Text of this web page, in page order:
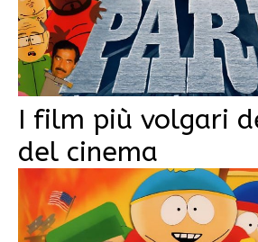
I film più volgari
del cinema